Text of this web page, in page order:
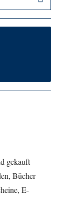
gekauft
Bücher
E-